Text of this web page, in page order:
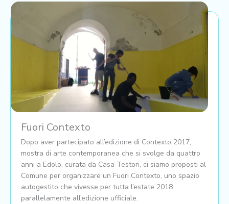
Fuori Contexto
Dopo aver partecipato all’edizione di Contexto 2017,
mostra di arte contemporanea che si svolge da quattro
anni a Edolo, curata da Casa Testori, ci siamo proposti al
Comune per organizzare un Fuori Contexto, uno spazio
autogestito che vivesse per tutta l’estate 2018
parallelamente all’edizione ufficiale.